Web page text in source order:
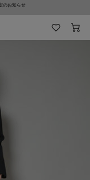
のお知らせ